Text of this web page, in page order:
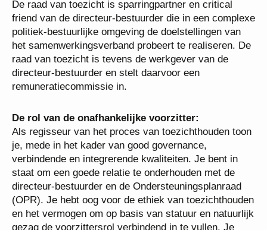
schoolbesturen in de raad van aangeslotenen.
De raad van toezicht is sparringpartner en critical
friend van de directeur-bestuurder die in een
complexe politiek-bestuurlijke omgeving de
doelstellingen van het samenwerkingsverband
probeert te realiseren. De raad van toezicht is
tevens de werkgever van de directeur-bestuurder en
De rol van de onafhankelijke voorzitter:
Als regisseur van het proces van toezichthouden
toon je, mede in het kader van good governance,
verbindende en integrerende kwaliteiten. Je bent in
staat om een goede relatie te onderhouden met de
directeur-bestuurder en de Ondersteuningsplanraad
(OPR). Je hebt oog voor de ethiek van
toezichthouden en het vermogen om op basis van